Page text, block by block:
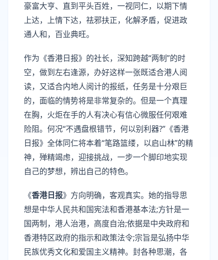
豪富大亨、直到平头百姓，一视同仁，以期下情
上达，上情下达，祛邪扶正，化解矛盾，促进政
通人和，百业典旺。
作为《香港日报》的社长，深知跨越“两制”的时
空，做到左右逢源，办好这样一张既适合港人阅
读，又适合内地人阅计的报纸，任务是十分艰巨
的，面临的情势将是非常复杂的。但是一个真理
在胸，火炬在手的人有决心有信心微服任何艰难
险阻。何况“不遇盘根错节，何以别利器?”《香港
日报》全体同仁将本着“笔路篮缕，以启山林”的精
神，殚精竭虑，迎接挑战，一步一个脚印地实现
自己的梦想，辨出自己的特色。
《香港日报》方向明确，客观真实。她的指导思
想是中华人民共和国宪法和香港基本法;方针是一
国两制，港人治港，高度自治;依据是中央政府和
香港特区政府的指示和政策法令;宗旨是弘扬中华
民族优秀文化和爱国主义精神。封各种思潮，各